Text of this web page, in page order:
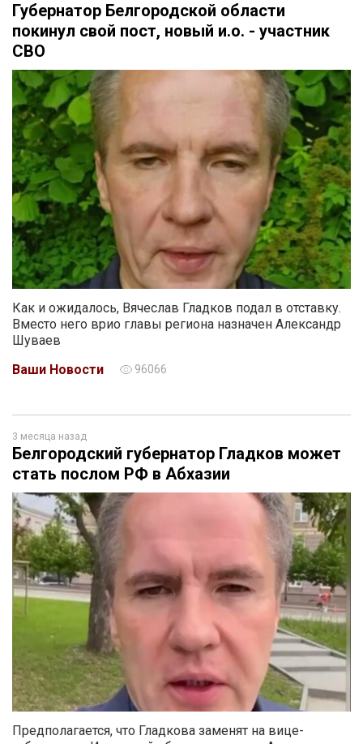
Губернатор Белгородской области
покинул свой пост, новый и.о. - участник
СВО
Как и ожидалось, Вячеслав Гладков подал в отставку.
Вместо него врио главы региона назначен Александр
Шуваев
Ваши Новости
96066
3 месяца назад
Белгородский губернатор Гладков может
стать послом РФ в Абхазии
Предполагается, что Гладкова заменят на вице-